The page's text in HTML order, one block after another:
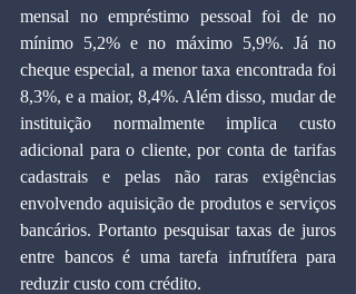
mensal no empréstimo pessoal foi de no
mínimo 5,2% e no máximo 5,9%. Já no
cheque especial, a menor taxa encontrada foi
8,3%, e a maior, 8,4%. Além disso, mudar de
instituição normalmente implica custo
adicional para o cliente, por conta de tarifas
cadastrais e pelas não raras exigências
envolvendo aquisição de produtos e serviços
bancários. Portanto pesquisar taxas de juros
entre bancos é uma tarefa infrutífera para
reduzir custo com crédito.